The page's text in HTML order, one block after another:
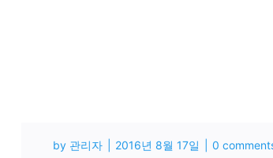
by 관리자 2016년 8월 17일 0